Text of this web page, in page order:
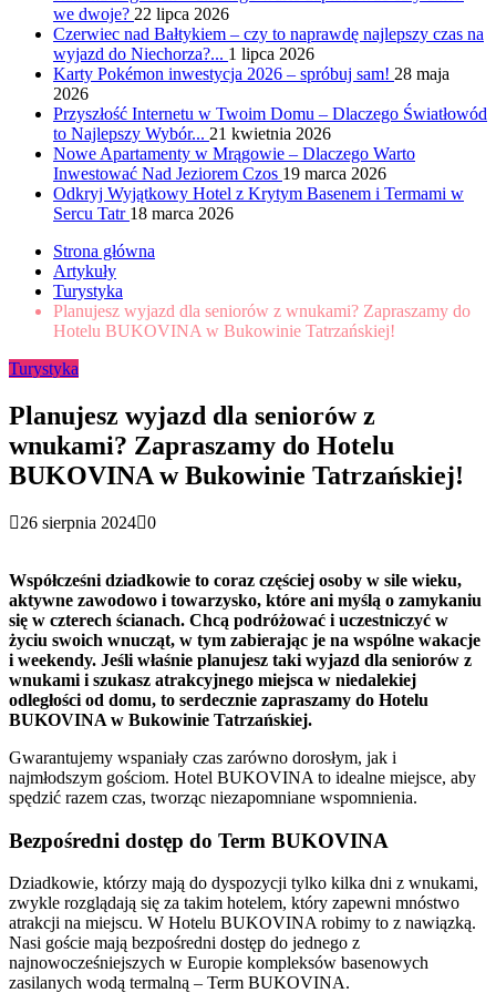
we dwoje? 22 lipca 2026
Czerwiec nad Bałtykiem – czy to naprawdę najlepszy czas na
wyjazd do Niechorza?... 1 lipca 2026
Karty Pokémon inwestycja 2026 – spróbuj sam! 28 maja
2026
Przyszłość Internetu w Twoim Domu – Dlaczego Światłowód
to Najlepszy Wybór... 21 kwietnia 2026
Nowe Apartamenty w Mrągowie – Dlaczego Warto
Inwestować Nad Jeziorem Czos 19 marca 2026
Odkryj Wyjątkowy Hotel z Krytym Basenem i Termami w
Sercu Tatr 18 marca 2026
Strona główna
Artykuły
Turystyka
Planujesz wyjazd dla seniorów z wnukami? Zapraszamy do
Hotelu BUKOVINA w Bukowinie Tatrzańskiej!
Turystyka
Planujesz wyjazd dla seniorów z
wnukami? Zapraszamy do Hotelu
BUKOVINA w Bukowinie Tatrzańskiej!
26 sierpnia 2024 0
Współcześni dziadkowie to coraz częściej osoby w sile wieku,
aktywne zawodowo i towarzysko, które ani myślą o zamykaniu
się w czterech ścianach. Chcą podróżować i uczestniczyć w
życiu swoich wnucząt, w tym zabierając je na wspólne wakacje
i weekendy. Jeśli właśnie planujesz taki wyjazd dla seniorów z
wnukami i szukasz atrakcyjnego miejsca w niedalekiej
odległości od domu, to serdecznie zapraszamy do Hotelu
BUKOVINA w Bukowinie Tatrzańskiej.
Gwarantujemy wspaniały czas zarówno dorosłym, jak i
najmłodszym gościom. Hotel BUKOVINA to idealne miejsce, aby
spędzić razem czas, tworząc niezapomniane wspomnienia.
Bezpośredni dostęp do Term BUKOVINA
Dziadkowie, którzy mają do dyspozycji tylko kilka dni z wnukami,
zwykle rozglądają się za takim hotelem, który zapewni mnóstwo
atrakcji na miejscu. W Hotelu BUKOVINA robimy to z nawiązką.
Nasi goście mają bezpośredni dostęp do jednego z
najnowocześniejszych w Europie kompleksów basenowych
zasilanych wodą termalną – Term BUKOVINA.